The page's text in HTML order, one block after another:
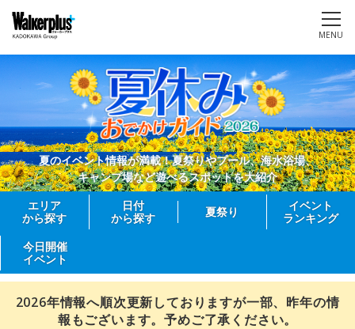
MENU
夏のイベント情報が満載！夏祭りやプール、海水浴場、
キャンプ場など遊べるスポットを大紹介
エリア
から探す
日付
から探す
夏祭り
イベント
ランキング
今日開催
イベント
2026年情報へ順次更新しておりますが一部、昨年の情
報もございます。予めご了承ください。